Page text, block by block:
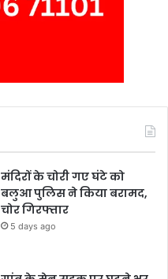
मंदिरों के चोरी गए घंटे को
बलुआ पुलिस ने किया बरामद,
चोर गिरफ्तार
5 days ago